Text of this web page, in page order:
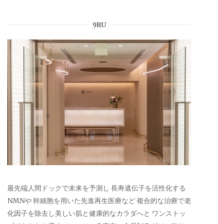
9RU
最先端人間ドックで未来を予測し 長寿遺伝子を活性化する
NMNや 幹細胞を用いた先進再生医療など 複合的な治療で老
化因子を除去し美しい肌と健康的なカラダへと ワンストッ